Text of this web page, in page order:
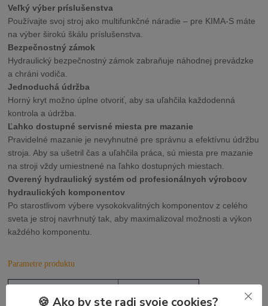
Veľký výber príslušenstva
Používajte svoj stroj ako multifunkčné náradie – pre KIMA-S máte
na výber širokú škálu príslušenstva.
Bezpečnostný zámok
Hydraulický bezpečnostný zámok zabraňuje náhodnej prevádzke
a chráni vodiča.
Jednoduchá údržba
Horný kryt možno úplne otvoriť, aby sa uľahčila každodenná
kontrola a údržba.
Ľahko dostupné servisné miesta pre mazanie
Pravidelné mazanie je nevyhnutné pre správnu a efektívnu údržbu
stroja. Aby sa ušetril čas a uľahčila práca, sú miesta pre mazanie
na stroji vždy umiestnené na ľahko dostupných miestach.
Overený hydraulický systém od profesionálnych výrobcov
hydraulických komponentov
Po starostlivom výbere vysokokvalitných komponentov z celého
sveta je stroj navrhnutý tak, aby maximalizoval možnosti a výkon
každého komponentu.
Parametre produktu
🍪 Ako by ste radi svoje cookies?